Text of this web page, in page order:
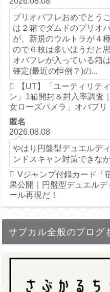
プリオバフレおめでとう
は２箱でダムドのプリオ
が、新規のウルトラが４
ので６枚は多いほうだと
オバフレが入っている箱
確定(最近の恒例？)の...
【UT】「ユーティリテ
ン」1箱開封＆封入率調査
女ローズパメラ」オバプリ
匿名
2026.08.08
やはり円盤型デュエルデ
ンドスキャン対策できな
Vジャンプ付録カード「
果公開｜円盤型デュエル
ール再現だ！
サブカル全般のブログ